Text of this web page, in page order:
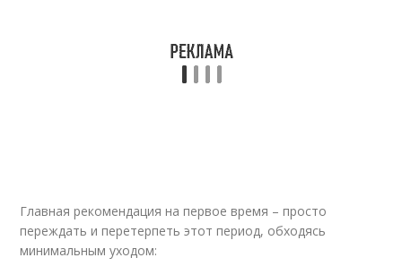
Главная рекомендация на первое время – просто
переждать и перетерпеть этот период, обходясь
минимальным уходом: